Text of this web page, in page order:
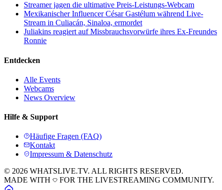
Streamer jagen die ultimative Preis-Leistungs-Webcam
Mexikanischer Influencer César Gastélum während Live-
Stream in Culiacán, Sinaloa, ermordet
Juliakins reagiert auf Missbrauchsvorwürfe ihres Ex-Freundes
Ronnie
Entdecken
Alle Events
Webcams
News Overview
Hilfe & Support
Häufige Fragen (FAQ)
Kontakt
Impressum & Datenschutz
© 2026 WHATSLIVE.TV. ALL RIGHTS RESERVED.
MADE WITH
FOR THE LIVESTREAMING COMMUNITY.